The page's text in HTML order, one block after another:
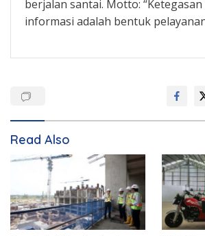
berjalan santai. Motto: “Ketegasan
informasi adalah bentuk
Read Also